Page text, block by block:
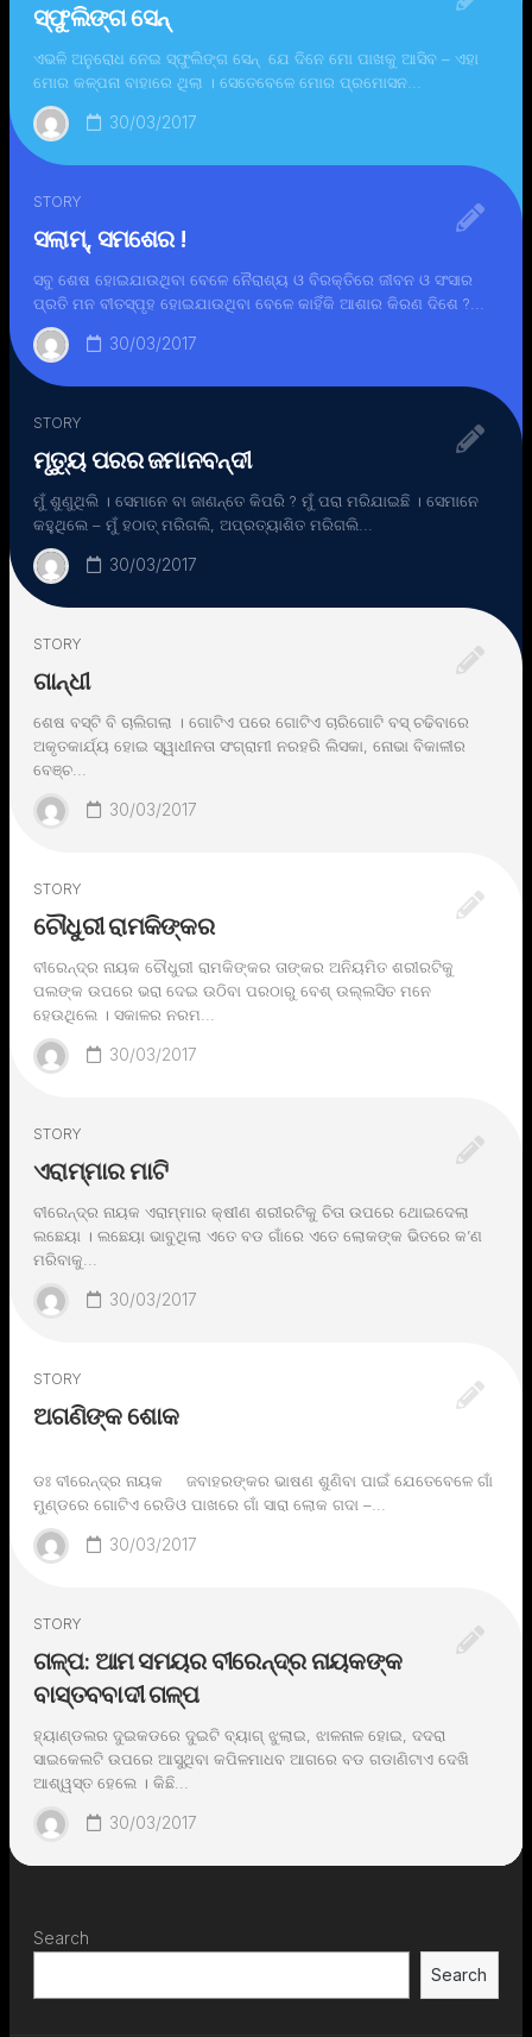
ସ୍ଫୁଲିଙ୍ଗ ସେନ୍
ଏଭଳି ଅନୁରୋଧ ନେଇ ସ୍ଫୁଲିଙ୍ଗ ସେନ୍ ଯେ ଦିନେ ମୋ ପାଖକୁ ଆସିବ – ଏହା
ମୋର କଳ୍ପନା ବାହାରେ ଥିଲା । ସେତେବେଳେ ମୋର ପ୍ରମୋସନ...
30/03/2017
STORY
ସଲାମ୍, ସମଶେର !
ସବୁ ଶେଷ ହୋଇଯାଉଥିବା ବେଳେ ନୈରାଶ୍ୟ ଓ ବିରକ୍ତିରେ ଜୀବନ ଓ ସଂସାର
ପ୍ରତି ମନ ବୀତସ୍ପୃହ ହୋଇଯାଉଥିବା ବେଳେ କାହିଁକି ଆଶାର କିରଣ ଦିଶେ ?...
30/03/2017
STORY
ମୃତ୍ୟୁ ପରର ଜମାନବନ୍ଦୀ
ମୁଁ ଶୁଣୁଥିଲି । ସେମାନେ ବା ଜାଣନ୍ତେ କିପରି ? ମୁଁ ପରା ମରିଯାଇଛି । ସେମାନେ
କହୁଥିଲେ – ମୁଁ ହଠାତ୍ ମରିଗଲି, ଅପ୍ରତ୍ୟାଶିତ ମରିଗଲି...
30/03/2017
STORY
ଗାନ୍ଧୀ
ଶେଷ ବସ୍ଟି ବି ଚାଲିଗଲା । ଗୋଟିଏ ପରେ ଗୋଟିଏ ଚାରିଗୋଟି ବସ୍ ଚଢିବାରେ
ଅକୃତକାର୍ଯ୍ୟ ହୋଇ ସ୍ୱାଧୀନତା ସଂଗ୍ରାମୀ ନରହରି ଲିସକା, ନୋଭା ବିକାଳୀର
ବେଞ୍ଚ...
30/03/2017
STORY
ଚୌଧୁରୀ ରାମକିଙ୍କର
ବୀରେନ୍ଦ୍ର ନାୟକ ଚୌଧୁରୀ ରାମକିଙ୍କର ତାଙ୍କର ଅନିୟମିତ ଶରୀରଟିକୁ
ପଲଙ୍କ ଉପରେ ଭରା ଦେଇ ଉଠିବା ପରଠାରୁ ବେଶ୍ ଉଲ୍ଲସିତ ମନେ
ହେଉଥିଲେ । ସକାଳର ନରମ...
30/03/2017
STORY
ଏରାମ୍ମାର ମାଟି
ବୀରେନ୍ଦ୍ର ନାୟକ ଏରାମ୍ମାର କ୍ଷୀଣ ଶରୀରଟିକୁ ଚିତା ଉପରେ ଥୋଇଦେଲା
ଲଛେୟା । ଲଛେୟା ଭାବୁଥିଲା ଏତେ ବଡ ଗାଁରେ ଏତେ ଲୋକଙ୍କ ଭିତରେ କ’ଣ
ମରିବାକୁ...
30/03/2017
STORY
ଅଗଣିଙ୍କ ଶୋକ
ଡଃ ବୀରେନ୍ଦ୍ର ନାୟକ ଜବାହରଙ୍କର ଭାଷଣ ଶୁଣିବା ପାଇଁ ଯେତେବେଳେ ଗାଁ
ମୁଣ୍ଡରେ ଗୋଟିଏ ରେଡିଓ ପାଖରେ ଗାଁ ସାରା ଲୋକ ଗଦା –...
30/03/2017
STORY
ଗଳ୍ପ: ଆମ ସମୟର ବୀରେନ୍ଦ୍ର ନାୟକଙ୍କ
ବାସ୍ତବବାଦୀ ଗଳ୍ପ
ହ୍ୟାଣ୍ଡଲର ଦୁଇକଡରେ ଦୁଇଟି ବ୍ୟାଗ୍ ଝୁଲାଇ, ଝାଳନାଳ ହୋଇ, ଦଦରା
ସାଇକେଲଟି ଉପରେ ଆସୁଥିବା କପିଳମାଧବ ଆଗରେ ବଡ ଗଡାଣିଟାଏ ଦେଖି
ଆଶ୍ୱସ୍ତ ହେଲେ । କିଛି...
30/03/2017
Search
Search